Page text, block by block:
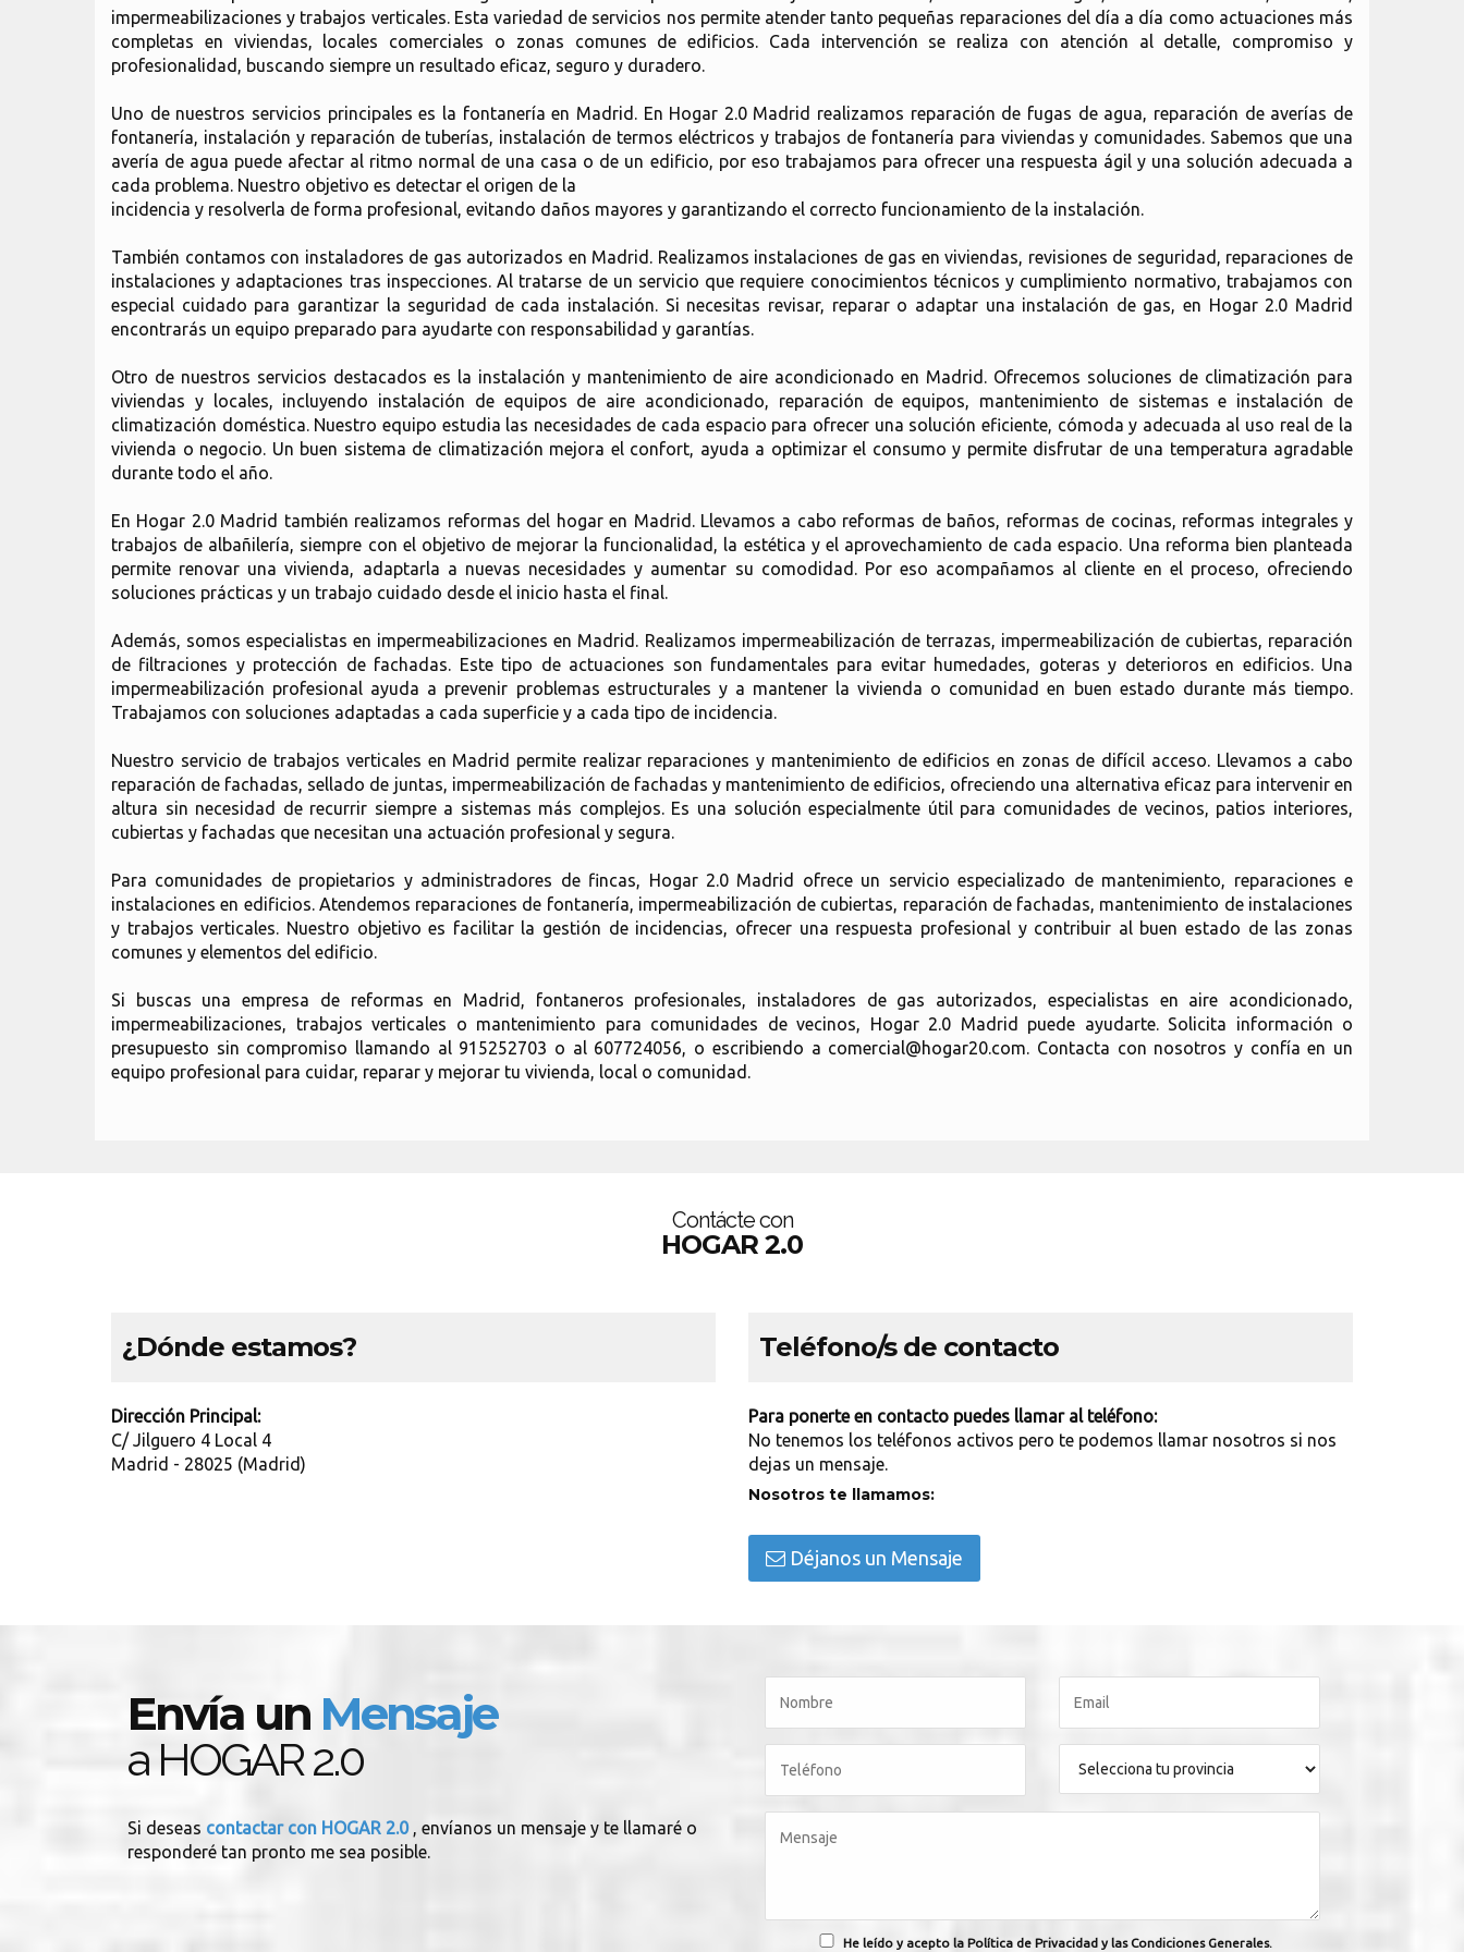
impermeabilizaciones y trabajos verticales. Esta variedad de servicios nos permite atender tanto pequeñas reparaciones del día a día como actuaciones más
completas en viviendas, locales comerciales o zonas comunes de edificios. Cada intervención se realiza con atención al detalle, compromiso y
profesionalidad, buscando siempre un resultado eficaz, seguro y duradero.
Uno de nuestros servicios principales es la fontanería en Madrid. En Hogar 2.0 Madrid realizamos reparación de fugas de agua, reparación de averías de
fontanería, instalación y reparación de tuberías, instalación de termos eléctricos y trabajos de fontanería para viviendas y comunidades. Sabemos que una
avería de agua puede afectar al ritmo normal de una casa o de un edificio, por eso trabajamos para ofrecer una respuesta ágil y una solución adecuada a
cada problema. Nuestro objetivo es detectar el origen de la
incidencia y resolverla de forma profesional, evitando daños mayores y garantizando el correcto funcionamiento de la instalación.
También contamos con instaladores de gas autorizados en Madrid. Realizamos instalaciones de gas en viviendas, revisiones de seguridad, reparaciones de
instalaciones y adaptaciones tras inspecciones. Al tratarse de un servicio que requiere conocimientos técnicos y cumplimiento normativo, trabajamos con
especial cuidado para garantizar la seguridad de cada instalación. Si necesitas revisar, reparar o adaptar una instalación de gas, en Hogar 2.0 Madrid
encontrarás un equipo preparado para ayudarte con responsabilidad y garantías.
Otro de nuestros servicios destacados es la instalación y mantenimiento de aire acondicionado en Madrid. Ofrecemos soluciones de climatización para
viviendas y locales, incluyendo instalación de equipos de aire acondicionado, reparación de equipos, mantenimiento de sistemas e instalación de
climatización doméstica. Nuestro equipo estudia las necesidades de cada espacio para ofrecer una solución eficiente, cómoda y adecuada al uso real de la
vivienda o negocio. Un buen sistema de climatización mejora el confort, ayuda a optimizar el consumo y permite disfrutar de una temperatura agradable
durante todo el año.
En Hogar 2.0 Madrid también realizamos reformas del hogar en Madrid. Llevamos a cabo reformas de baños, reformas de cocinas, reformas integrales y
trabajos de albañilería, siempre con el objetivo de mejorar la funcionalidad, la estética y el aprovechamiento de cada espacio. Una reforma bien planteada
permite renovar una vivienda, adaptarla a nuevas necesidades y aumentar su comodidad. Por eso acompañamos al cliente en el proceso, ofreciendo
soluciones prácticas y un trabajo cuidado desde el inicio hasta el final.
Además, somos especialistas en impermeabilizaciones en Madrid. Realizamos impermeabilización de terrazas, impermeabilización de cubiertas, reparación
de filtraciones y protección de fachadas. Este tipo de actuaciones son fundamentales para evitar humedades, goteras y deterioros en edificios. Una
impermeabilización profesional ayuda a prevenir problemas estructurales y a mantener la vivienda o comunidad en buen estado durante más tiempo.
Trabajamos con soluciones adaptadas a cada superficie y a cada tipo de incidencia.
Nuestro servicio de trabajos verticales en Madrid permite realizar reparaciones y mantenimiento de edificios en zonas de difícil acceso. Llevamos a cabo
reparación de fachadas, sellado de juntas, impermeabilización de fachadas y mantenimiento de edificios, ofreciendo una alternativa eficaz para intervenir en
altura sin necesidad de recurrir siempre a sistemas más complejos. Es una solución especialmente útil para comunidades de vecinos, patios interiores,
cubiertas y fachadas que necesitan una actuación profesional y segura.
Para comunidades de propietarios y administradores de fincas, Hogar 2.0 Madrid ofrece un servicio especializado de mantenimiento, reparaciones e
instalaciones en edificios. Atendemos reparaciones de fontanería, impermeabilización de cubiertas, reparación de fachadas, mantenimiento de instalaciones
y trabajos verticales. Nuestro objetivo es facilitar la gestión de incidencias, ofrecer una respuesta profesional y contribuir al buen estado de las zonas
comunes y elementos del edificio.
Si buscas una empresa de reformas en Madrid, fontaneros profesionales, instaladores de gas autorizados, especialistas en aire acondicionado,
impermeabilizaciones, trabajos verticales o mantenimiento para comunidades de vecinos, Hogar 2.0 Madrid puede ayudarte. Solicita información o
presupuesto sin compromiso llamando al 915252703 o al 607724056, o escribiendo a comercial@hogar20.com. Contacta con nosotros y confía en un
equipo profesional para cuidar, reparar y mejorar tu vivienda, local o comunidad.
Contácte con
HOGAR 2.0
¿Dónde estamos?
Dirección Principal:
C/ Jilguero 4 Local 4
Madrid - 28025 (Madrid)
Teléfono/s de contacto
Para ponerte en contacto puedes llamar al teléfono:
No tenemos los teléfonos activos pero te podemos llamar nosotros si nos
dejas un mensaje.
Nosotros te llamamos:
Déjanos un Mensaje
Envía un Mensaje
a HOGAR 2.0
Si deseas contactar con HOGAR 2.0 , envíanos un mensaje y te llamaré o
responderé tan pronto me sea posible.
He leído y acepto la Política de Privacidad y las Condiciones Generales.